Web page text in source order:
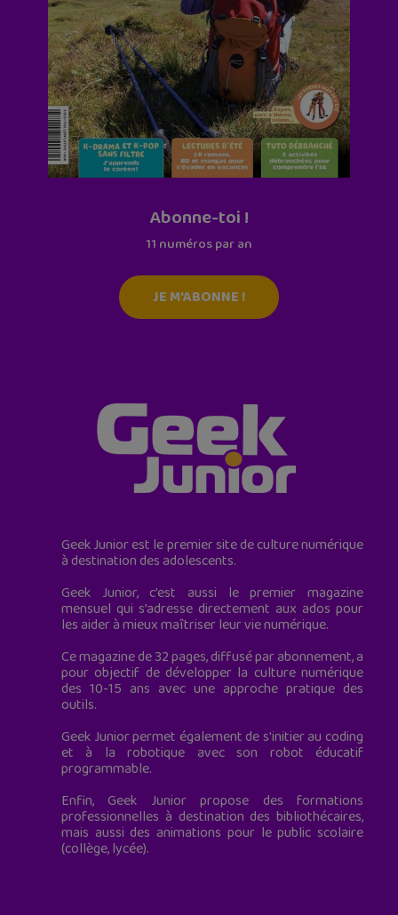
Abonne-toi !
11 numéros par an
JE M'ABONNE !
Geek Junior est le premier site de culture numérique
à destination des adolescents.
Geek Junior, c’est aussi le premier magazine
mensuel qui s’adresse directement aux ados pour
les aider à mieux maîtriser leur vie numérique.
Ce magazine de 32 pages, diffusé par abonnement, a
pour objectif de développer la culture numérique
des 10-15 ans avec une approche pratique des
outils.
Geek Junior permet également de s'initier au coding
et à la robotique avec son robot éducatif
programmable.
Enfin, Geek Junior propose des formations
professionnelles à destination des bibliothécaires,
mais aussi des animations pour le public scolaire
(collège, lycée).